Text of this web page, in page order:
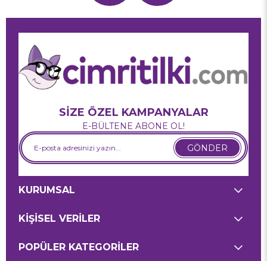
SİZE ÖZEL KAMPANYALAR
E-BÜLTENE ABONE OL!
GÖNDER
KURUMSAL
KİŞİSEL VERİLER
POPÜLER KATEGORİLER